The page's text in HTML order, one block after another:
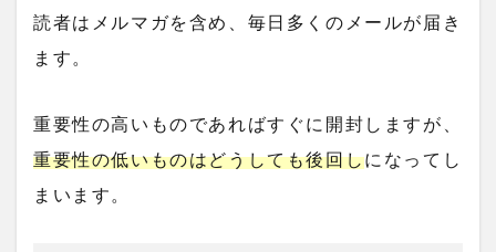
読者はメルマガを含め、毎日多くのメールが届き
ます。
重要性の高いものであればすぐに開封しますが、
重要性の低いものはどうしても後回しになってし
まいます。